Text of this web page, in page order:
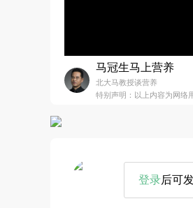
马冠生马上营养
北大马教授谈营养
特别声明：以上内容为网络
登录后可